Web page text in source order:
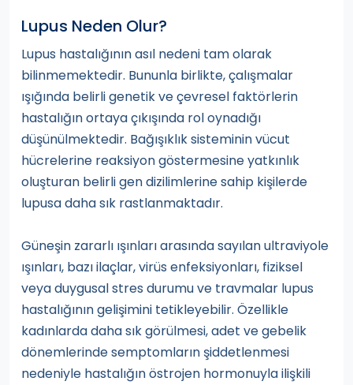
Lupus Neden Olur?
Lupus hastalığının asıl nedeni tam olarak
bilinmemektedir. Bununla birlikte, çalışmalar
ışığında belirli genetik ve çevresel faktörlerin
hastalığın ortaya çıkışında rol oynadığı
düşünülmektedir. Bağışıklık sisteminin vücut
hücrelerine reaksiyon göstermesine yatkınlık
oluşturan belirli gen dizilimlerine sahip kişilerde
lupusa daha sık rastlanmaktadır.
Güneşin zararlı ışınları arasında sayılan ultraviyole
ışınları, bazı ilaçlar, virüs enfeksiyonları, fiziksel
veya duygusal stres durumu ve travmalar lupus
hastalığının gelişimini tetikleyebilir. Özellikle
kadınlarda daha sık görülmesi, adet ve gebelik
dönemlerinde semptomların şiddetlenmesi
nedeniyle hastalığın östrojen hormonuyla ilişkili